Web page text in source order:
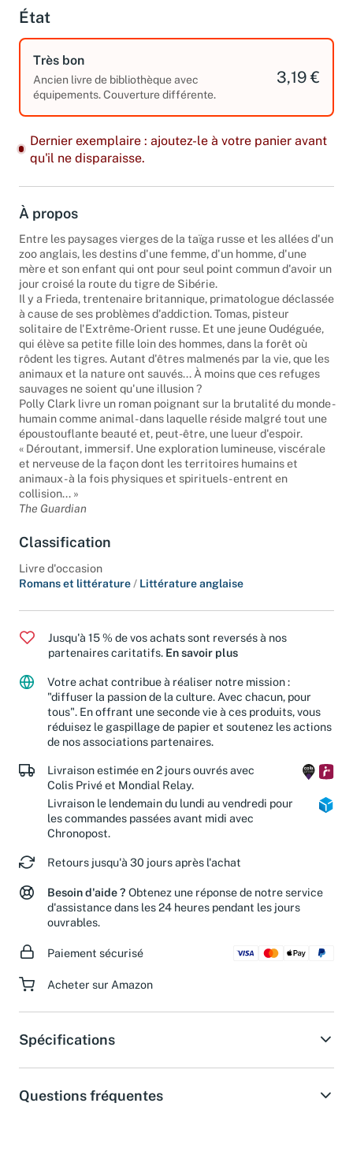
État
Très bon
Ancien livre de bibliothèque avec
équipements. Couverture différente.
3,19 €
Dernier exemplaire : ajoutez-le à votre panier avant
qu'il ne disparaisse.
À propos
Entre les paysages vierges de la taïga russe et les allées d'un
zoo anglais, les destins d'une femme, d'un homme, d'une
mère et son enfant qui ont pour seul point commun d'avoir un
jour croisé la route du tigre de Sibérie.
Il y a Frieda, trentenaire britannique, primatologue déclassée
à cause de ses problèmes d'addiction. Tomas, pisteur
solitaire de l'Extrême-Orient russe. Et une jeune Oudéguée,
qui élève sa petite fille loin des hommes, dans la forêt où
rôdent les tigres. Autant d'êtres malmenés par la vie, que les
animaux et la nature ont sauvés... À moins que ces refuges
sauvages ne soient qu'une illusion ?
Polly Clark livre un roman poignant sur la brutalité du monde -
humain comme animal - dans laquelle réside malgré tout une
époustouflante beauté et, peut-être, une lueur d'espoir.
« Déroutant, immersif. Une exploration lumineuse, viscérale
et nerveuse de la façon dont les territoires humains et
animaux - à la fois physiques et spirituels - entrent en
collision... »
The Guardian
Classification
Livre d'occasion
Romans et littérature / Littérature anglaise
Jusqu'à 15 % de vos achats sont reversés à nos
partenaires caritatifs. En savoir plus
Votre achat contribue à réaliser notre mission :
"diffuser la passion de la culture. Avec chacun, pour
tous". En offrant une seconde vie à ces produits, vous
réduisez le gaspillage de papier et soutenez les actions
de nos associations partenaires.
Livraison estimée en 2 jours ouvrés avec
Colis Privé et Mondial Relay.
Livraison le lendemain du lundi au vendredi pour
les commandes passées avant midi avec
Chronopost.
Retours jusqu'à 30 jours après l'achat
Besoin d'aide ? Obtenez une réponse de notre service
d'assistance dans les 24 heures pendant les jours
ouvrables.
Paiement sécurisé
Acheter sur Amazon
Spécifications
Questions fréquentes